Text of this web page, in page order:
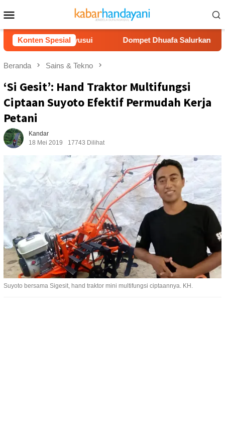
ke
kontenMobile
Konten Spesial
dan Menyusui Dompet Dhuafa Salurkan 150 Ribu
Beranda Sains & Tekno
‘Si Gesit’: Hand Traktor Multifungsi
Ciptaan Suyoto Efektif Permudah Kerja
Petani
Kandar
18 Mei 2019
17743 Dilihat
Suyoto bersama Sigesit, hand traktor mini multifungsi ciptaannya. KH.